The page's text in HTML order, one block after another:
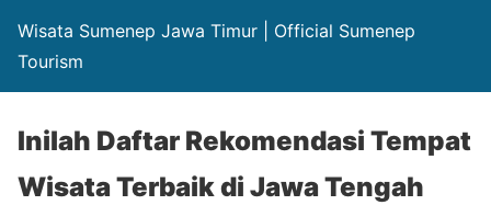
Wisata Sumenep Jawa Timur | Official Sumenep
Tourism
Inilah Daftar Rekomendasi Tempat
Wisata Terbaik di Jawa Tengah